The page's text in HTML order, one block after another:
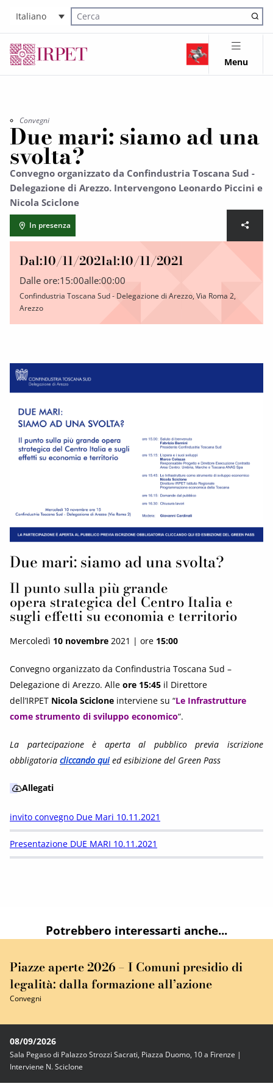
Italiano
Cerca nel sito
Menu
Convegni
Due mari: siamo ad una
svolta?
Convegno organizzato da Confindustria Toscana Sud -
Delegazione di Arezzo. Intervengono Leonardo Piccini e
Nicola Sciclone
In presenza
Dal:10/11/2021al:10/11/2021
Dalle ore:15:00alle:00:00
Confindustria Toscana Sud - Delegazione di Arezzo, Via Roma 2,
Arezzo
Due mari: siamo ad una svolta?
Il punto sulla più grande
opera strategica del Centro Italia e
sugli effetti su economia e territorio
Mercoledì 10 novembre 2021 | ore 15:00
Convegno organizzato da Confindustria Toscana Sud –
Delegazione di Arezzo. Alle ore 15:45 il Direttore
dell’IRPET Nicola Sciclone interviene su “Le Infrastrutture
come strumento di sviluppo economico“.
La partecipazione è aperta al pubblico previa iscrizione
obbligatoria cliccando quied esibizione del Green Pass
Allegati
invito convegno Due Mari 10.11.2021
Presentazione DUE MARI 10.11.2021
Potrebbero interessarti anche...
Piazze aperte 2026 – I Comuni presidio di
legalità: dalla formazione all’azione
Convegni
08/09/2026
Sala Pegaso di Palazzo Strozzi Sacrati, Piazza Duomo, 10 a Firenze |
Interviene N. Sciclone